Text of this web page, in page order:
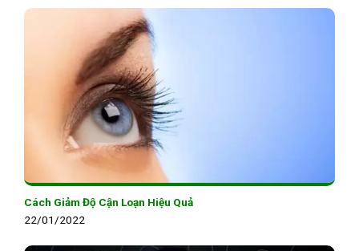
Cách Giảm Độ Cận Loạn Hiệu Quả
22/01/2022